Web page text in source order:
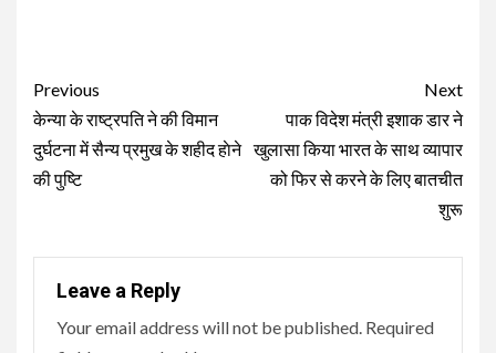
Continue
Reading
Previous
केन्या के राष्ट्रपति ने की विमान
दुर्घटना में सैन्य प्रमुख के शहीद हाेने
की पुष्टि
Next
पाक व‍िदेश मंत्री इशाक डार ने
खुलासा किया भारत के साथ व्‍यापार
को फिर से करने के लिए बातचीत
शुरू
Leave a Reply
Your email address will not be published. Required